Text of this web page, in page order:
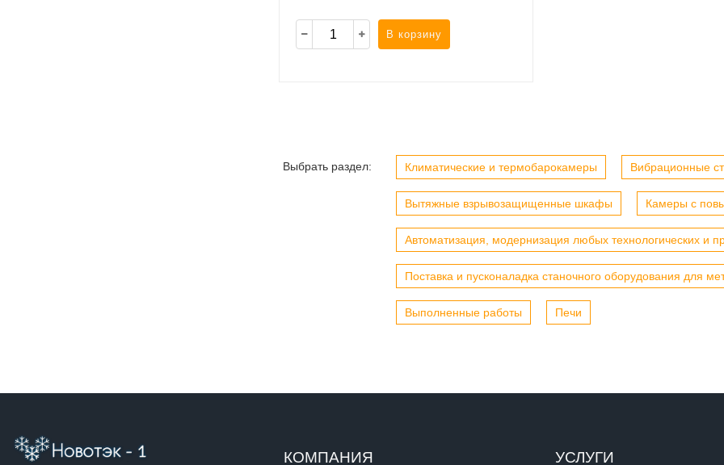
В корзину
Выбрать раздел: Климатические и термобарокамеры Вибрационные
Вытяжные взрывозащищенные шкафы Камеры с
Автоматизация, модернизация любых технологических и
Поставка и пусконаладка станочного оборудования для
Выполненные работы Печи
КОМПАНИЯ УСЛУГИ